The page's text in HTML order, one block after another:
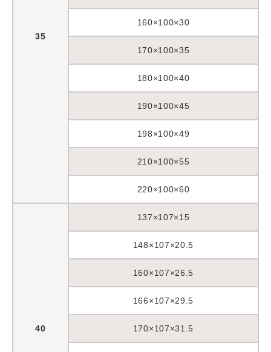
35
160×100×30
170×100×35
180×100×40
190×100×45
198×100×49
210×100×55
220×100×60
40
137×107×15
148×107×20.5
160×107×26.5
166×107×29.5
170×107×31.5